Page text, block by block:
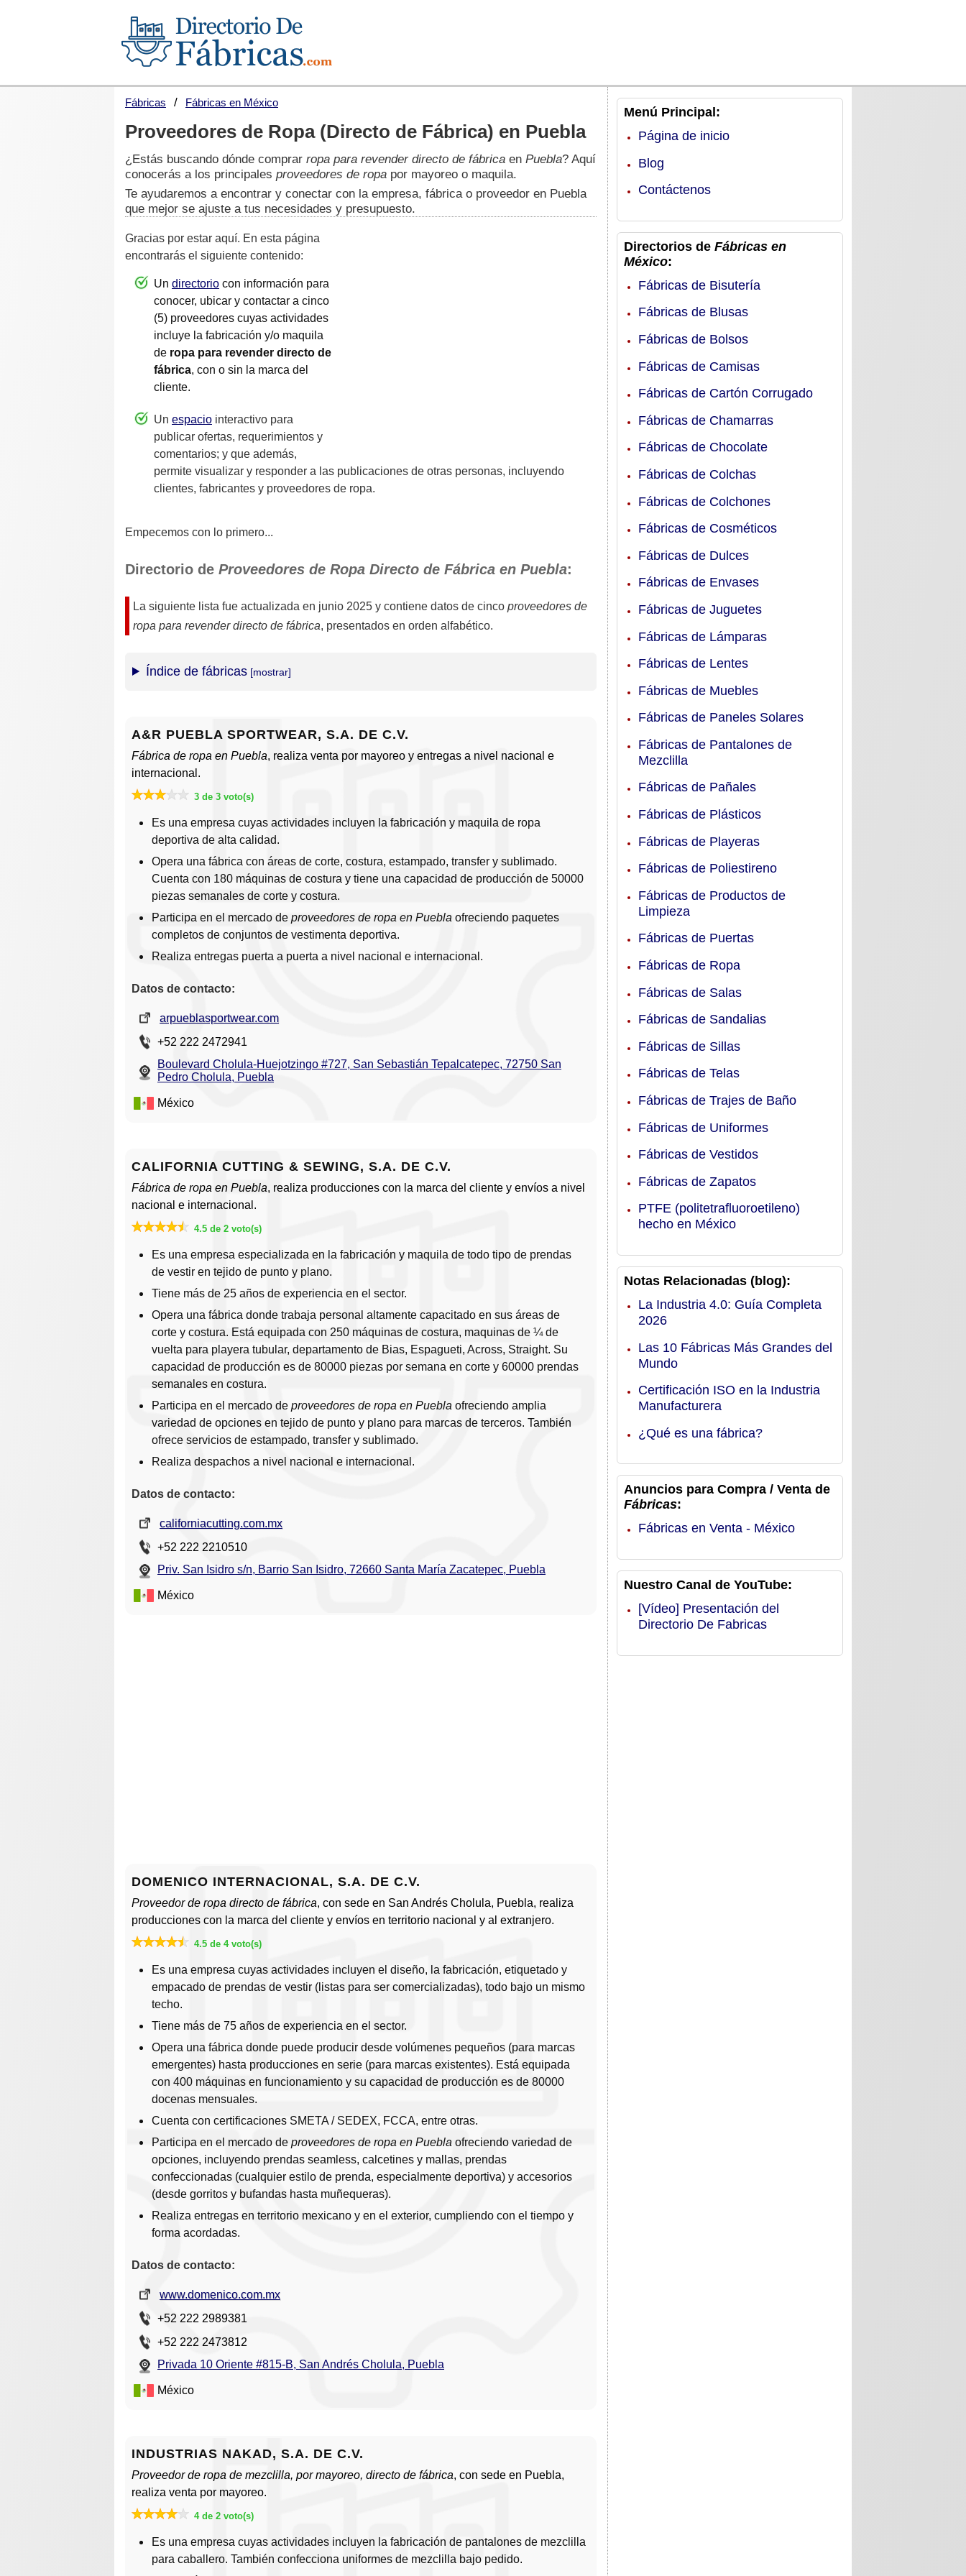
Fábricas Fábricas en México
Proveedores de Ropa (Directo de Fábrica) en Puebla
¿Estás buscando dónde comprar ropa para revender directo de fábrica en Puebla? Aquí
conocerás a los principales proveedores de ropa por mayoreo o maquila.
Te ayudaremos a encontrar y conectar con la empresa, fábrica o proveedor en Puebla
que mejor se ajuste a tus necesidades y presupuesto.
Gracias por estar aquí. En esta página
encontrarás el siguiente contenido:
Un directorio con información para
conocer, ubicar y contactar a cinco
(5) proveedores cuyas actividades
incluye la fabricación y/o maquila
de ropa para revender directo de
fábrica, con o sin la marca del
cliente.
Un espacio interactivo para
publicar ofertas, requerimientos y
comentarios; y que además,
permite visualizar y responder a las publicaciones de otras personas, incluyendo
clientes, fabricantes y proveedores de ropa.
Empecemos con lo primero...
Directorio de Proveedores de Ropa Directo de Fábrica en Puebla:
La siguiente lista fue actualizada en junio 2025 y contiene datos de cinco proveedores de
ropa para revender directo de fábrica, presentados en orden alfabético.
Índice de fábricas
A&R PUEBLA SPORTWEAR, S.A. DE C.V.
Fábrica de ropa en Puebla, realiza venta por mayoreo y entregas a nivel nacional e
internacional.
3 de 3 voto(s)
Es una empresa cuyas actividades incluyen la fabricación y maquila de ropa
deportiva de alta calidad.
Opera una fábrica con áreas de corte, costura, estampado, transfer y sublimado.
Cuenta con 180 máquinas de costura y tiene una capacidad de producción de 50000
piezas semanales de corte y costura.
Participa en el mercado de proveedores de ropa en Puebla ofreciendo paquetes
completos de conjuntos de vestimenta deportiva.
Realiza entregas puerta a puerta a nivel nacional e internacional.
Datos de contacto:
arpueblasportwear.com
+52 222 2472941
Boulevard Cholula-Huejotzingo #727, San Sebastián Tepalcatepec, 72750 San
Pedro Cholula, Puebla
México
CALIFORNIA CUTTING & SEWING, S.A. DE C.V.
Fábrica de ropa en Puebla, realiza producciones con la marca del cliente y envíos a nivel
nacional e internacional.
4.5 de 2 voto(s)
Es una empresa especializada en la fabricación y maquila de todo tipo de prendas
de vestir en tejido de punto y plano.
Tiene más de 25 años de experiencia en el sector.
Opera una fábrica donde trabaja personal altamente capacitado en sus áreas de
corte y costura. Está equipada con 250 máquinas de costura, maquinas de ¼ de
vuelta para playera tubular, departamento de Bias, Espagueti, Across, Straight. Su
capacidad de producción es de 80000 piezas por semana en corte y 60000 prendas
semanales en costura.
Participa en el mercado de proveedores de ropa en Puebla ofreciendo amplia
variedad de opciones en tejido de punto y plano para marcas de terceros. También
ofrece servicios de estampado, transfer y sublimado.
Realiza despachos a nivel nacional e internacional.
Datos de contacto:
californiacutting.com.mx
+52 222 2210510
Priv. San Isidro s/n, Barrio San Isidro, 72660 Santa María Zacatepec, Puebla
México
DOMENICO INTERNACIONAL, S.A. DE C.V.
Proveedor de ropa directo de fábrica, con sede en San Andrés Cholula, Puebla, realiza
producciones con la marca del cliente y envíos en territorio nacional y al extranjero.
4.5 de 4 voto(s)
Es una empresa cuyas actividades incluyen el diseño, la fabricación, etiquetado y
empacado de prendas de vestir (listas para ser comercializadas), todo bajo un mismo
techo.
Tiene más de 75 años de experiencia en el sector.
Opera una fábrica donde puede producir desde volúmenes pequeños (para marcas
emergentes) hasta producciones en serie (para marcas existentes). Está equipada
con 400 máquinas en funcionamiento y su capacidad de producción es de 80000
docenas mensuales.
Cuenta con certificaciones SMETA / SEDEX, FCCA, entre otras.
Participa en el mercado de proveedores de ropa en Puebla ofreciendo variedad de
opciones, incluyendo prendas seamless, calcetines y mallas, prendas
confeccionadas (cualquier estilo de prenda, especialmente deportiva) y accesorios
(desde gorritos y bufandas hasta muñequeras).
Realiza entregas en territorio mexicano y en el exterior, cumpliendo con el tiempo y
forma acordadas.
Datos de contacto:
www.domenico.com.mx
+52 222 2989381
+52 222 2473812
Privada 10 Oriente #815-B, San Andrés Cholula, Puebla
México
INDUSTRIAS NAKAD, S.A. DE C.V.
Proveedor de ropa de mezclilla, por mayoreo, directo de fábrica, con sede en Puebla,
realiza venta por mayoreo.
4 de 2 voto(s)
Es una empresa cuyas actividades incluyen la fabricación de pantalones de mezclilla
para caballero. También confecciona uniformes de mezclilla bajo pedido.
Menú Principal:
Página de inicio
Blog
Contáctenos
Directorios deFábricas en
México:
Fábricas de Bisutería
Fábricas de Blusas
Fábricas de Bolsos
Fábricas de Camisas
Fábricas de Cartón Corrugado
Fábricas de Chamarras
Fábricas de Chocolate
Fábricas de Colchas
Fábricas de Colchones
Fábricas de Cosméticos
Fábricas de Dulces
Fábricas de Envases
Fábricas de Juguetes
Fábricas de Lámparas
Fábricas de Lentes
Fábricas de Muebles
Fábricas de Paneles Solares
Fábricas de Pantalones de
Mezclilla
Fábricas de Pañales
Fábricas de Plásticos
Fábricas de Playeras
Fábricas de Poliestireno
Fábricas de Productos de
Limpieza
Fábricas de Puertas
Fábricas de Ropa
Fábricas de Salas
Fábricas de Sandalias
Fábricas de Sillas
Fábricas de Telas
Fábricas de Trajes de Baño
Fábricas de Uniformes
Fábricas de Vestidos
Fábricas de Zapatos
PTFE (politetrafluoroetileno)
hecho en México
Notas Relacionadas (blog):
La Industria 4.0: Guía Completa
2026
Las 10 Fábricas Más Grandes del
Mundo
Certificación ISO en la Industria
Manufacturera
¿Qué es una fábrica?
Anuncios para Compra / Venta de
Fábricas:
Fábricas en Venta - México
Nuestro Canal de YouTube:
[Vídeo] Presentación del
Directorio De Fabricas